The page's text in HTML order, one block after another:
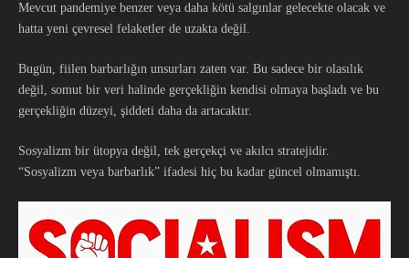
Mevcut pandemiye benzer veya daha kötü salgınlar gelecekte olacak ve
hatta yeni çevresel felaketler de uzakta değil.
Bugün, fiilen barbarlığın unsurları zaten var. Bu sadece bir olasılık
değil, somut bir veri halinde gerçekliğin kendisi olmaya başladı ve bu
gerçekliğin düzeyi, şiddeti daha da artacaktır.
Sosyalizm bir ütopya değil, tek gerçekçi ve akılcı stratejidir.
“Sosyalizm veya barbarlık” ifadesi hiç bu kadar güncel olmamıştı.